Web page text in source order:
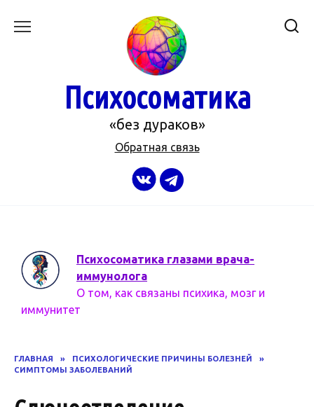
Психосоматика
«без дураков»
Обратная связь
Психосоматика глазами врача-
иммунолога
О том, как связаны психика, мозг и
иммунитет
ГЛАВНАЯ » ПСИХОЛОГИЧЕСКИЕ ПРИЧИНЫ БОЛЕЗНЕЙ
»
СИМПТОМЫ ЗАБОЛЕВАНИЙ